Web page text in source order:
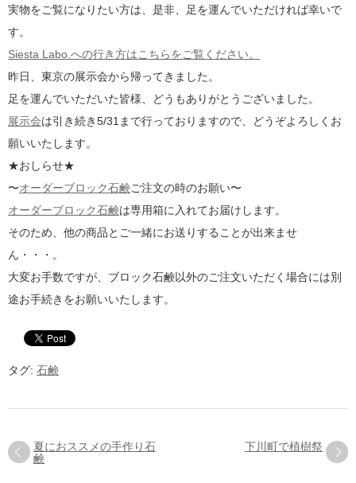
実物をご覧になりたい方は、是非、足を運んでいただければ幸いで
す。
Siesta Labo.への行き方はこちらをご覧ください。
昨日、東京の展示会から帰ってきました。
足を運んでいただいた皆様、どうもありがとうございました。
展示会は引き続き5/31まで行っておりますので、どうぞよろしくお
願いいたします。
★おしらせ★
〜オーダーブロック石鹸ご注文の時のお願い〜
オーダーブロック石鹸は専用箱に入れてお届けします。
そのため、他の商品とご一緒にお送りすることが出来ませ
ん・・・。
大変お手数ですが、ブロック石鹸以外のご注文いただく場合には別
途お手続きをお願いいたします。
タグ: 石鹸
夏におススメの手作り石
鹸
下川町で植樹祭